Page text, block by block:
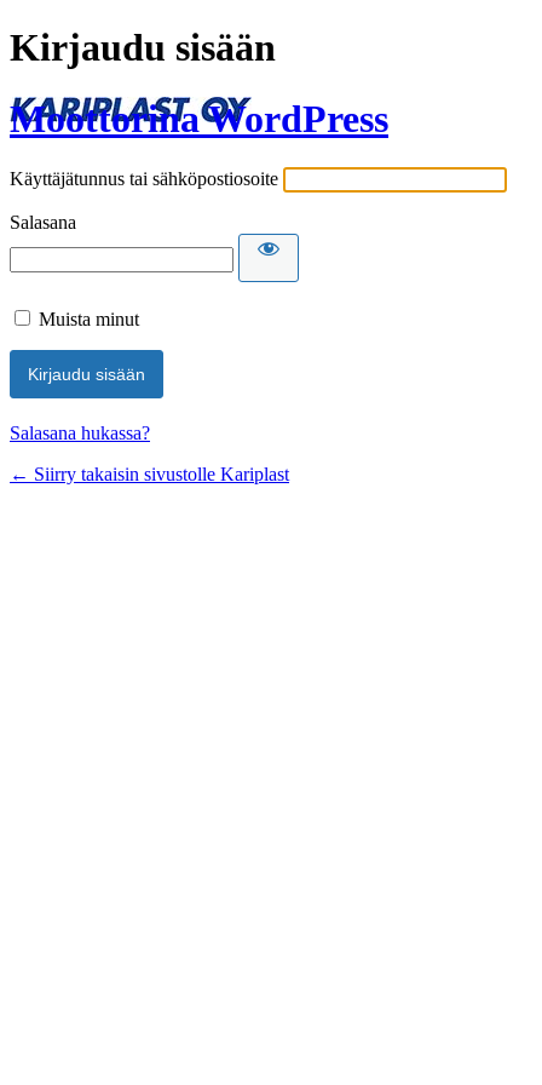
Kirjaudu sisään
Moottorina WordPress
Käyttäjätunnus tai sähköpostiosoite
Salasana
Muista minut
Salasana hukassa?
← Siirry takaisin sivustolle Kariplast